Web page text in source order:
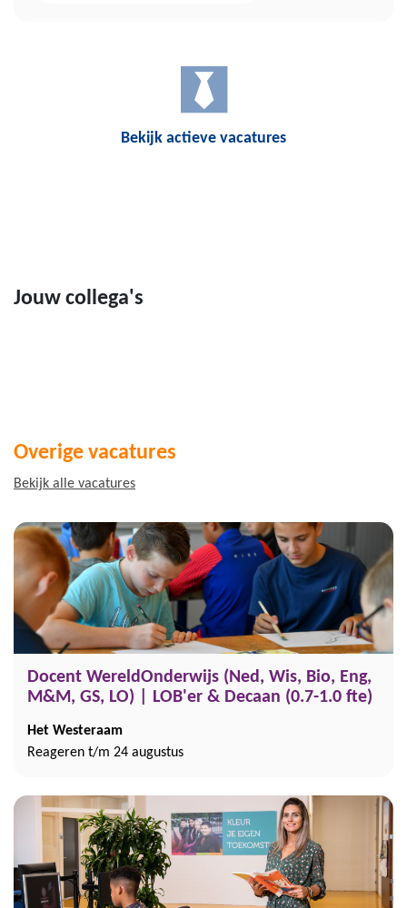
Bekijk actieve vacatures
Jouw collega's
Overige vacatures
Bekijk alle vacatures
Docent WereldOnderwijs (Ned, Wis, Bio, Eng,
M&M, GS, LO) | LOB'er & Decaan (0.7-1.0 fte)
Het Westeraam
Reageren t/m 24 augustus